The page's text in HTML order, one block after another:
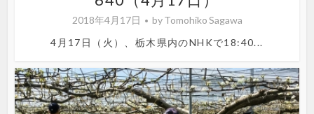
2018年4月17日 byTomohiko Sagawa
4月17日（火）、栃木県内のNHKで18:40...